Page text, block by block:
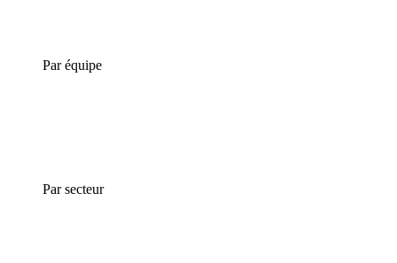
Par équipe
Par secteur